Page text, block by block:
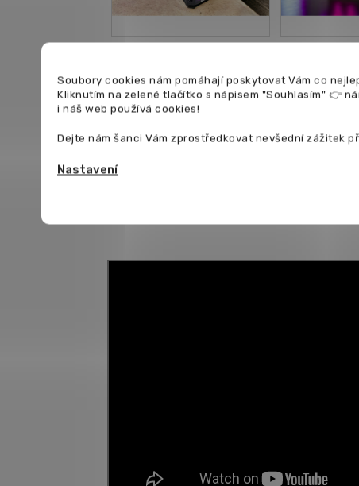
Soubory cookies nám pomáhají poskytovat Vám co
Kliknutím na zelené tlačítko s nápisem "Souhlasím" 👉
i náš web používá cookies!
Dejte nám šanci Vám zprostředkovat nevšední zážitek
Nastavení